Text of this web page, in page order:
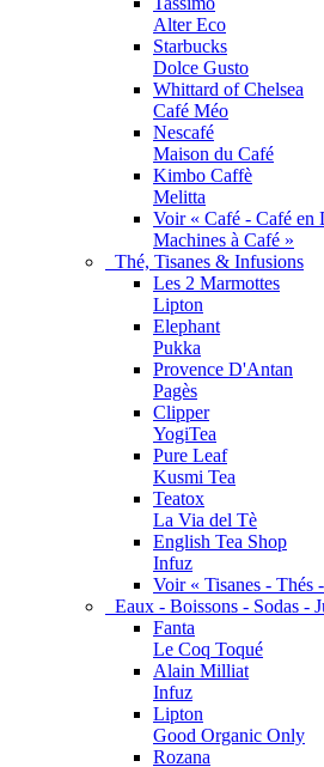
Alter Eco
Starbucks
Dolce Gusto
Whittard of Chelsea
Café Méo
Nescafé
Maison du Café
Kimbo Caffè
Melitta
Voir « Café - Café en
Machines à Café »
Thé, Tisanes & Infusions
Les 2 Marmottes
Lipton
Elephant
Pukka
Provence D'Antan
Pagès
Clipper
YogiTea
Pure Leaf
Kusmi Tea
Teatox
La Via del Tè
English Tea Shop
Infuz
Voir « Tisanes - Thés
Eaux - Boissons - Sodas -
Fanta
Le Coq Toqué
Alain Milliat
Infuz
Lipton
Good Organic Only
Rozana